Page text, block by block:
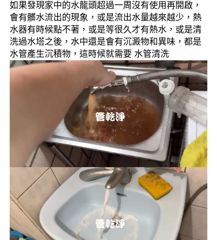
如果發現家中的水龍頭超過一周沒有使用再開啟，
會有髒水流出的現象，或是流出水量越來越少，熱
水器有時候點不著，或是等很久才有熱水，或是清
洗過水塔之後，水中還是會有沉澱物和異味，都是
水管產生沉積物，這時候就需要 水管清洗